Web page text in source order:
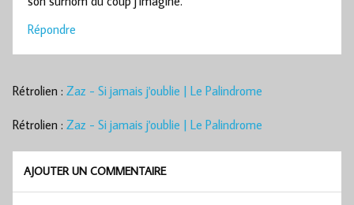
Répondre
Rétrolien : Zaz - Si jamais j'oublie | Le Palindrome
Rétrolien : Zaz - Si jamais j'oublie | Le Palindrome
AJOUTER UN COMMENTAIRE